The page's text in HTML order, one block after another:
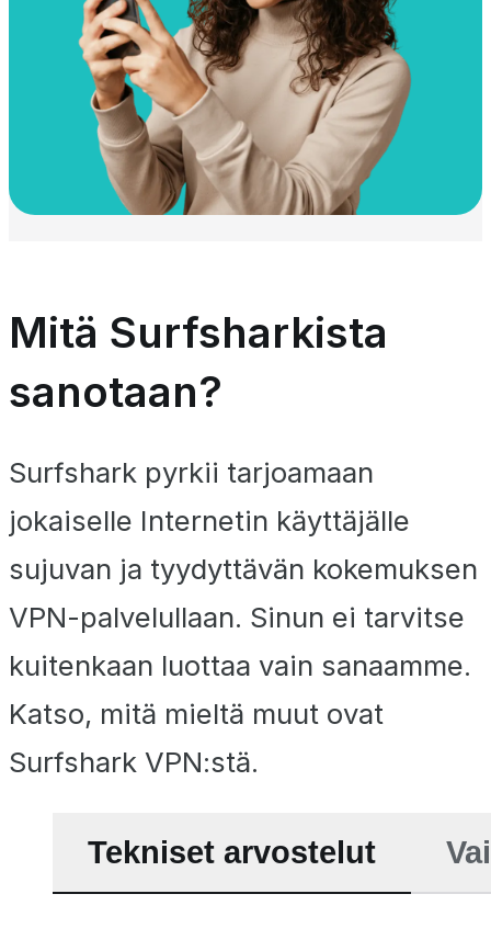
Mitä Surfsharkista
sanotaan?
Surfshark pyrkii tarjoamaan
jokaiselle Internetin käyttäjälle
sujuvan ja tyydyttävän kokemuksen
VPN-palvelullaan. Sinun ei tarvitse
kuitenkaan luottaa vain sanaamme.
Katso, mitä mieltä muut ovat
Surfshark VPN:stä.
Tekniset arvostelut